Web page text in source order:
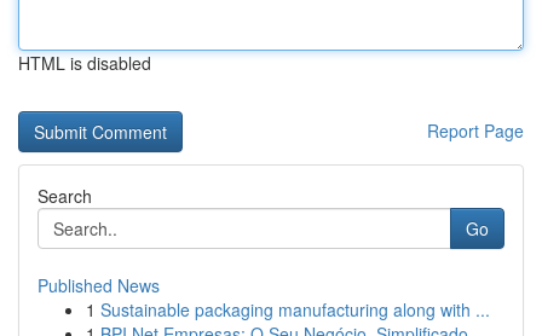
HTML is disabled
Report Page
Search
Go
Published News
1 Sustainable packaging manufacturing along with ...